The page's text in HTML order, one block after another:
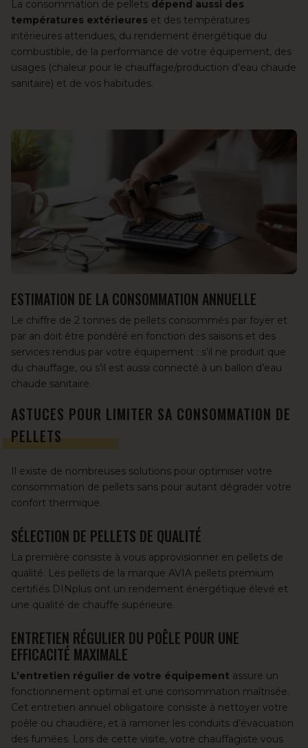
La consommation de pellets dépend aussi des
températures extérieures et des températures
intérieures attendues, du rendement énergétique du
combustible, de la performance de votre équipement, des
usages (chaleur pour le chauffage/production d’eau chaude
sanitaire) et de vos habitudes.
ESTIMATION DE LA CONSOMMATION ANNUELLE
Le chiffre de 2 tonnes de pellets consommés par foyer et
par an doit être pondéré en fonction des saisons et des
services rendus par votre équipement : s’il ne produit que
du chauffage, ou s’il est aussi connecté à un ballon d’eau
chaude sanitaire.
ASTUCES POUR LIMITER SA CONSOMMATION DE
PELLETS
Il existe de nombreuses solutions pour optimiser votre
consommation de pellets sans pour autant dégrader votre
confort thermique.
SÉLECTION DE PELLETS DE QUALITÉ
La première consiste à vous approvisionner en pellets de
qualité. Les pellets de la marque AVIA pellets premium
certifiés DINplus ont un rendement énergétique élevé et
une qualité de chauffe supérieure.
ENTRETIEN RÉGULIER DU POÊLE POUR UNE
EFFICACITÉ MAXIMALE
L’entretien régulier de votre équipement assure un
fonctionnement optimal et une consommation maîtrisée.
Cet entretien annuel obligatoire consiste à nettoyer votre
poêle ou chaudière, et à ramoner les conduits d’évacuation
des fumées. Lors de cette visite, votre chauffagiste vous